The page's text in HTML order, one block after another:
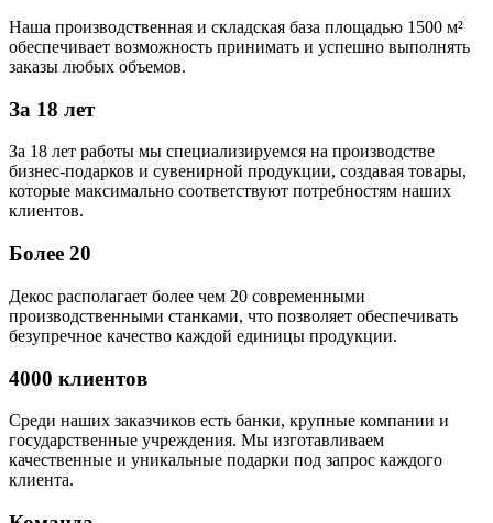
Наша производственная и складская база площадью 1500 м²
обеспечивает возможность принимать и успешно выполнять
заказы любых объемов.
За 18 лет
За 18 лет работы мы специализируемся на производстве
бизнес-подарков и сувенирной продукции, создавая товары,
которые максимально соответствуют потребностям наших
клиентов.
Более 20
Декос располагает более чем 20 современными
производственными станками, что позволяет обеспечивать
безупречное качество каждой единицы продукции.
4000 клиентов
Среди наших заказчиков есть банки, крупные компании и
государственные учреждения. Мы изготавливаем
качественные и уникальные подарки под запрос каждого
клиента.